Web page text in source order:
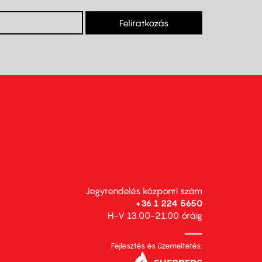
Feliratkozás
Jegyrendelés központi szám
+36 1 224 5650
H-V 13.00-21.00 óráig
Fejlesztés és üzemeltetés: